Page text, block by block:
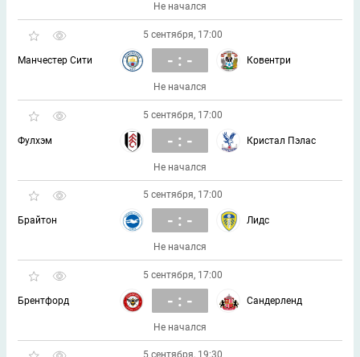
Не начался
5 сентября, 17:00
Манчестер Сити - : - Ковентри
Не начался
5 сентября, 17:00
Фулхэм - : - Кристал Пэлас
Не начался
5 сентября, 17:00
Брайтон - : - Лидс
Не начался
5 сентября, 17:00
Брентфорд - : - Сандерленд
Не начался